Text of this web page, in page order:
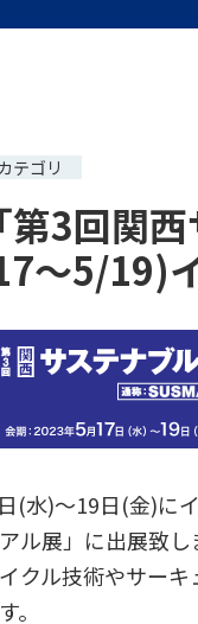
テゴリ
第3回関
～5/19)
日(水)～19日(金)に
ル展」に出展致
クル技術やサー
。